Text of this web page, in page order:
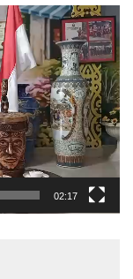
02:17